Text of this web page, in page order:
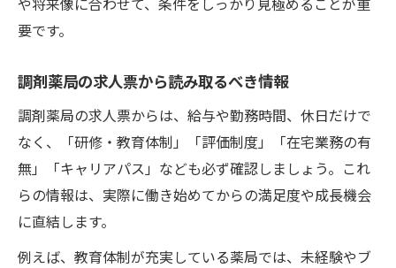
要です。
調剤薬局の求人票から読み取るべき情報
調剤薬局の求人票からは、給与や勤務時間、休日だけで
なく、「研修・教育体制」「評価制度」「在宅業務の有
無」「キャリアパス」なども必ず確認しましょう。これ
らの情報は、実際に働き始めてからの満足度や成長機会
に直結します。
例えば、教育体制が充実している薬局では、未経験やブ